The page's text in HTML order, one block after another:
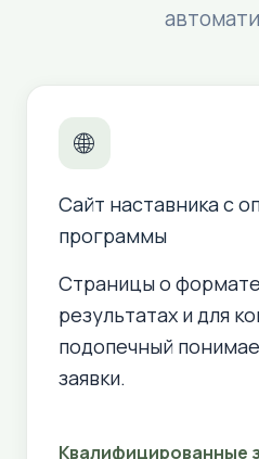
🌐
Сайт наставника с
программы
Страницы о
результатах и для
подопечный
заявки.
Квалифицированные